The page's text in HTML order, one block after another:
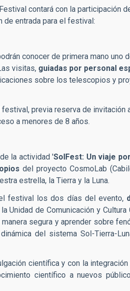
contará con la participación
entrada para el festival:
conocer de primera mano uno
visitas, guiadas por personal
sobre los telescopios y
previa reserva de invitación
a menores de 8 años.
la actividad 'SolFest: Un viaje
del proyecto CosmoLab
estrella, la Tierra y la Luna.
festival los dos días del evento,
Unidad de Comunicación y Cultura
segura y aprender sobre
del sistema Sol-Tierra-
científica y con la
científico a nuevos